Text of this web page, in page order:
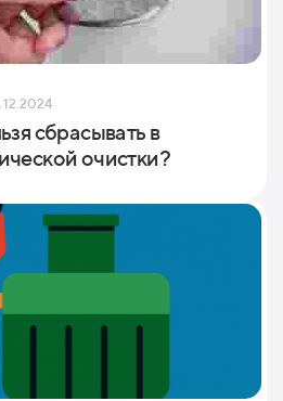
сбрасывать в
очистки?